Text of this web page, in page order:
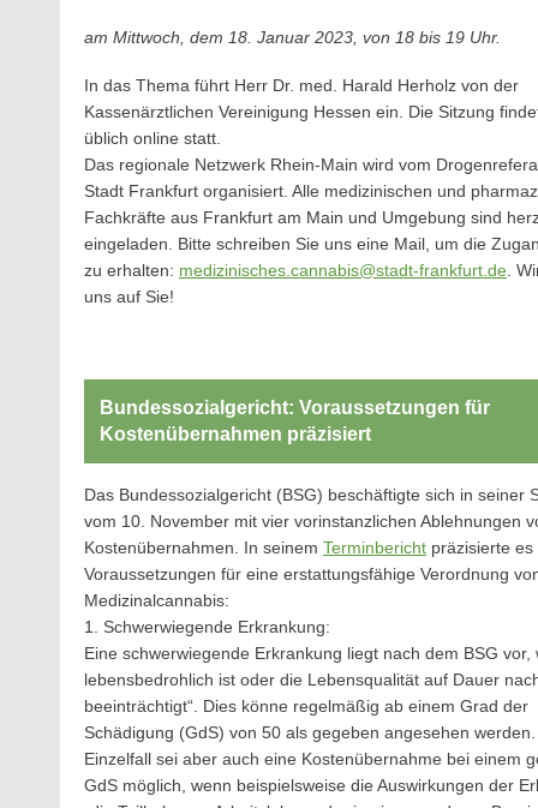
am Mittwoch, dem 18. Januar 2023, von 18 bis 19 Uhr.
In das Thema führt Herr Dr. med. Harald Herholz von der
Kassenärztlichen Vereinigung Hessen ein. Die Sitzung
üblich online statt.
Das regionale Netzwerk Rhein-Main wird vom
Stadt Frankfurt organisiert. Alle medizinischen und
Fachkräfte aus Frankfurt am Main und Umgebung sind
eingeladen. Bitte schreiben Sie uns eine Mail, um die
zu erhalten: medizinisches.cannabis@stadt-frankfurt.de .
uns auf Sie!
Bundessozialgericht: Voraussetzungen für
Kostenübernahmen präzisiert
Das Bundessozialgericht (BSG) beschäftigte sich in seiner
vom 10. November mit vier vorinstanzlichen Ablehnungen
Kostenübernahmen. In seinem Terminbericht präzisierte es
Voraussetzungen für eine erstattungsfähige Verordnung
Medizinalcannabis:
1. Schwerwiegende Erkrankung:
Eine schwerwiegende Erkrankung liegt nach dem BSG vor,
lebensbedrohlich ist oder die Lebensqualität auf Dauer
beeinträchtigt“. Dies könne regelmäßig ab einem Grad der
Schädigung (GdS) von 50 als gegeben angesehen
Einzelfall sei aber auch eine Kostenübernahme bei einem
GdS möglich, wenn beispielsweise die Auswirkungen der